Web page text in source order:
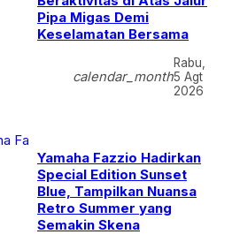
Pipa Migas Demi
Keselamatan Bersama
calendar_month
Rabu,
5 Agt
2026
Yamaha Fazzio Hadirkan
Special Edition Sunset
Blue, Tampilkan Nuansa
Retro Summer yang
Semakin Skena